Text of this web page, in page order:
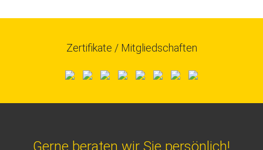
Zertifikate / Mitgliedschaften
Gerne beraten wir Sie persönlich!